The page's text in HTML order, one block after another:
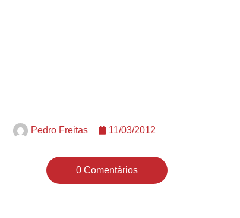
Pedro Freitas 11/03/2012
0 Comentários